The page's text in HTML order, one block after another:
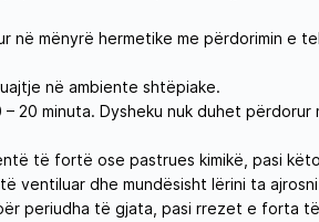
në mënyrë hermetike me përdorimin e
në ambiente shtëpiake.
– 20 minuta. Dysheku nuk duhet
të fortë ose pastrues kimikë, pasi
ventiluar dhe mundësisht lërini ta
periudha të gjata, pasi rrezet e forta